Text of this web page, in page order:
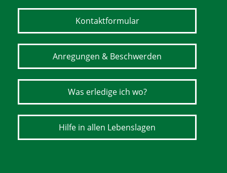
Kontaktformular
Anregungen & Beschwerden
Was erledige ich wo?
Hilfe in allen Lebenslagen